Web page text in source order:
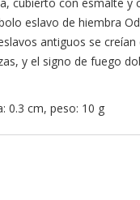
eslavo de hiembra
antiguos se creían
y el signo de fuego
0.3 cm, peso: 10 g